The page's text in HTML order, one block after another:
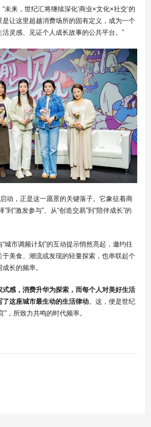
未来，世纪汇将继续深化‘商业×文化×社交’的
让这里超越消费场所的固有定义，成为一个
灵感、见证个人成长故事的公共平台。”
动，正是这一愿景的关键落子。它象征着商
到“激发参与”、从“创造交易”到“陪伴成长”的
城市调频计划”的互动提示悄然亮起，邀约往
美食、潮流或发现的轻量探索，也串联起个
长的频率。
式感，消费升华为探索，而每个人对美好生活
了这座城市最生动的生活律动。这，便是世纪
”，所致力共鸣的时代频率。